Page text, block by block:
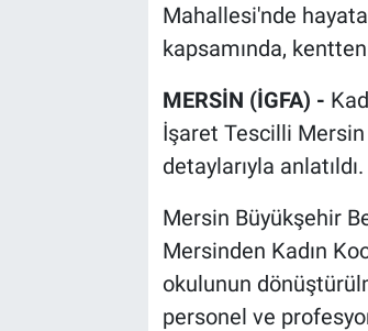
Mahallesi'nde
kapsamında,
MERSİN (İGFA) -
İşaret Tescilli
detaylarıyla anlatıldı.
Mersin Büyükşehir
Mersinden Kadın
okulunun
personel ve